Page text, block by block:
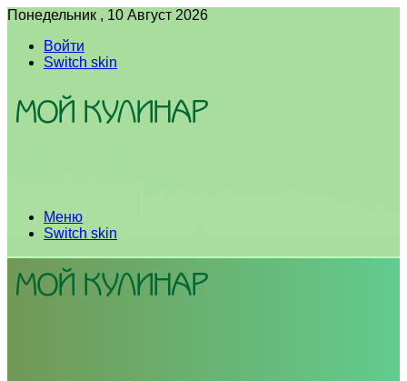
Понедельник , 10 Август 2026
Войти
Switch skin
Меню
Switch skin